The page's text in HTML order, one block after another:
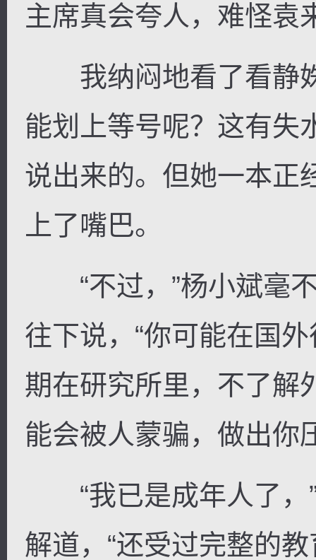
主席真会夸人，难怪袁
我纳闷地看了看静姝
能划上等号呢？这有失
说出来的。但她一本正
上了嘴巴。
“不过，”杨小斌毫不
往下说，“你可能在国
期在研究所里，不了解
能会被人蒙骗，做出
“我已是成年人了，”
解道，“还受过完整的